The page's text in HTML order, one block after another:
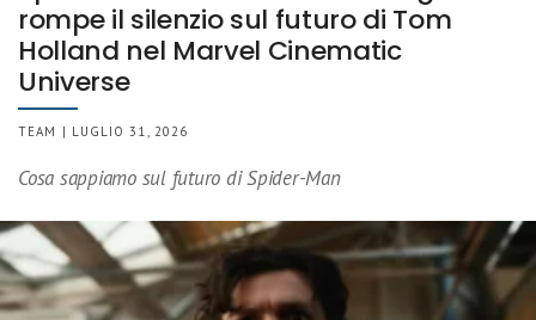
rompe il silenzio sul futuro di Tom
Holland nel Marvel Cinematic
Universe
TEAM | LUGLIO 31, 2026
Cosa sappiamo sul futuro di Spider-Man